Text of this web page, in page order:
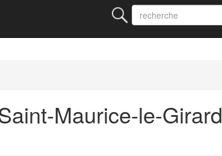
Maurice-le-Girard